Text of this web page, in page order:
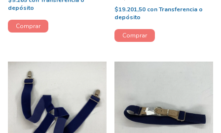
depósito
$19.201,50 conTransferencia o
depósito